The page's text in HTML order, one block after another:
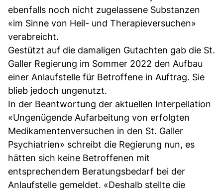
ebenfalls noch nicht zugelassene Substanzen
«im Sinne von Heil- und Therapieversuchen»
verabreicht.
Gestützt auf die damaligen Gutachten gab die St.
Galler Regierung im Sommer 2022 den Aufbau
einer Anlaufstelle für Betroffene in Auftrag. Sie
blieb jedoch ungenutzt.
In der Beantwortung der aktuellen Interpellation
«Ungenügende Aufarbeitung von erfolgten
Medikamentenversuchen in den St. Galler
Psychiatrien» schreibt die Regierung nun, es
hätten sich keine Betroffenen mit
entsprechendem Beratungsbedarf bei der
Anlaufstelle gemeldet. «Deshalb stellte die